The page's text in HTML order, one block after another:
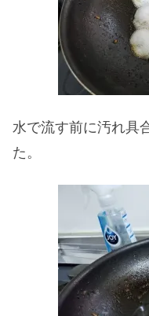
水で流す前に汚れ具
た。